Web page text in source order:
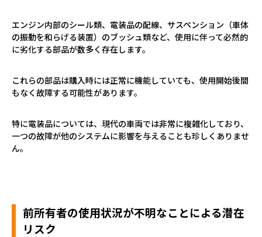
エンジン内部のシール類、電装品の配線、サスペンション（車体
の振動を和らげる装置）のブッシュ類など、使用に伴って必然的
に劣化する部品が数多く存在します。
これらの部品は購入時には正常に機能していても、使用開始後間
もなく故障する可能性があります。
特に電装品については、現代の車両では非常に複雑化しており、
一つの故障が他のシステムに影響を与えることも珍しくありませ
ん。
前所有者の使用状況が不明なことによる潜在
リスク